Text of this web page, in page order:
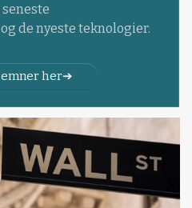
de nyeste teknologier.
her